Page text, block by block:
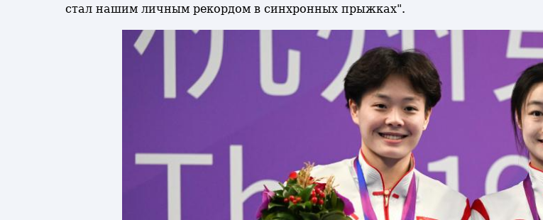
стал нашим личным рекордом в синхронных прыжках".